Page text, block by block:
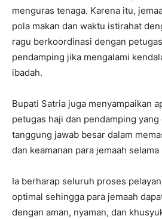
menguras tenaga. Karena itu,
pola makan dan waktu istirahat
ragu berkoordinasi dengan
pendamping jika mengalami
ibadah.
Bupati Satria juga menyampaikan
petugas haji dan pendamping
tanggung jawab besar dalam
dan keamanan para jemaah
Ia berharap seluruh proses
optimal sehingga para jemaah
dengan aman, nyaman, dan